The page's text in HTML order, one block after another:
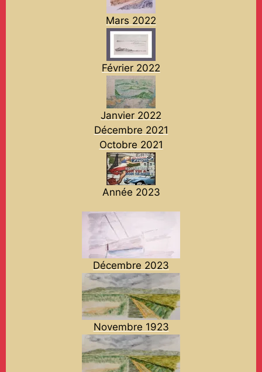
Mars 2022
Février 2022
Janvier 2022
Décembre 2021
Octobre 2021
Année 2023
Décembre 2023
Novembre 1923